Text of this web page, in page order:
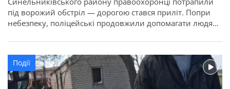
під ворожий обстріл — дорогою стався приліт. Попри
небезпеку, поліцейські продовжили допомагати людям.
Через пожежі в результаті обстрілів у деяких мешканців
згоріли всі документи та особисті речі. На місці
правоохоронці допомогли зібрати найнеобхідніше та
доправили людей у […]
Події